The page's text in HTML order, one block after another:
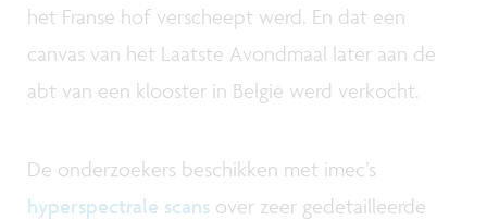
het Franse hof verscheept werd. En dat een
canvas van het Laatste Avondmaal later aan de
abt van een klooster in België werd verkocht.
De onderzoekers beschikken met imec’s
hyperspectrale scans over zeer gedetailleerde